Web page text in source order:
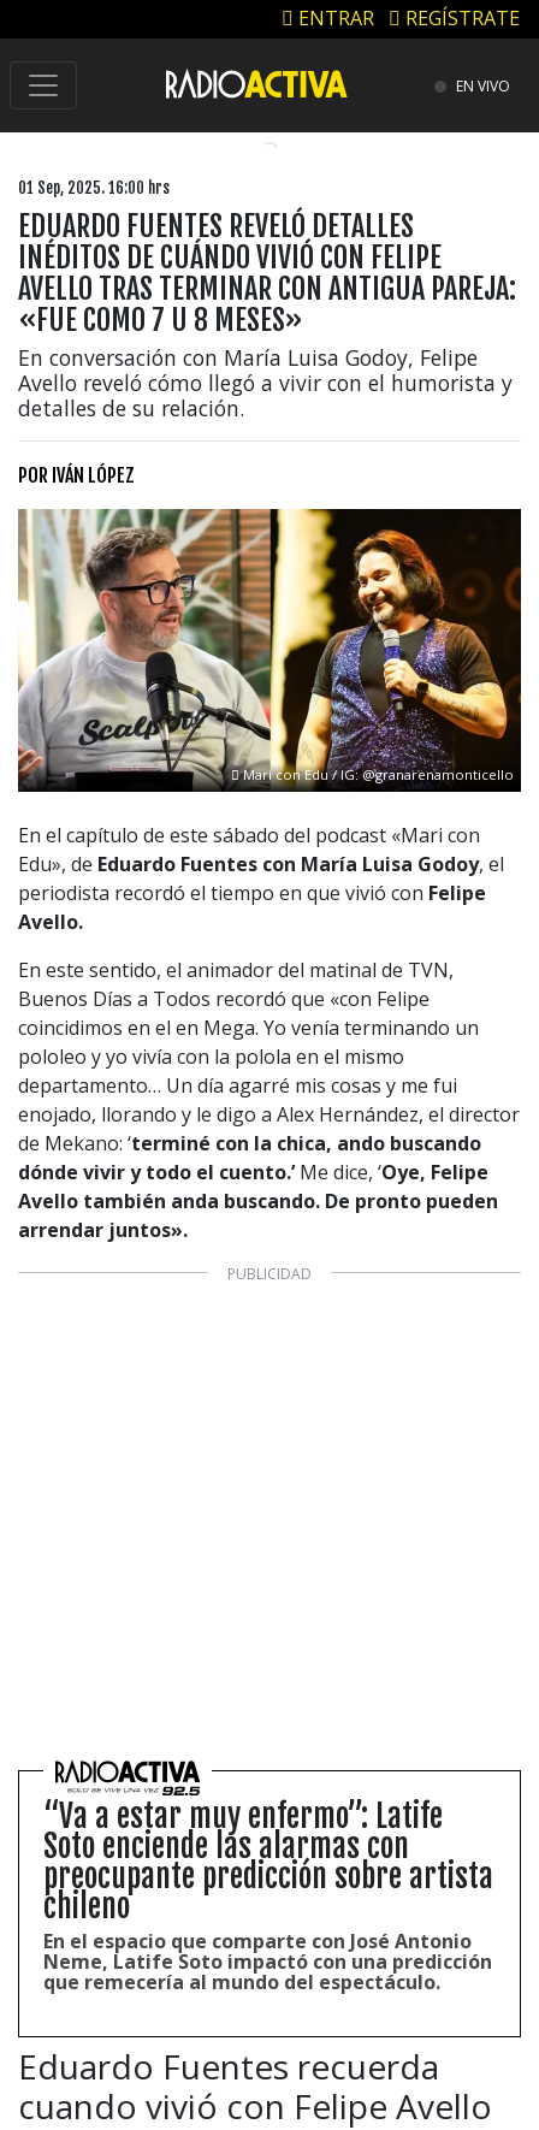
ENTRAR REGÍSTRATE
EN VIVO
01 Sep, 2025. 16:00 hrs
EDUARDO FUENTES REVELÓ DETALLES
INÉDITOS DE CUÁNDO VIVIÓ CON FELIPE
AVELLO TRAS TERMINAR CON ANTIGUA PAREJA:
«FUE COMO 7 U 8 MESES»
En conversación con María Luisa Godoy, Felipe
Avello reveló cómo llegó a vivir con el humorista y
detalles de su relación.
POR IVÁN LÓPEZ
Mari con Edu / IG: @granarenamonticello
En el capítulo de este sábado del podcast «Mari con
Edu», de Eduardo Fuentes con María Luisa Godoy, el
periodista recordó el tiempo en que vivió con Felipe
Avello.
En este sentido, el animador del matinal de TVN,
Buenos Días a Todos recordó que «con Felipe
coincidimos en el en Mega. Yo venía terminando un
pololeo y yo vivía con la polola en el mismo
departamento… Un día agarré mis cosas y me fui
enojado, llorando y le digo a Alex Hernández, el director
de Mekano: ‘terminé con la chica, ando buscando
dónde vivir y todo el cuento.’Me dice, ‘Oye, Felipe
Avello también anda buscando. De pronto pueden
arrendar juntos».
“Va a estar muy enfermo”: Latife
Soto enciende las alarmas con
preocupante predicción sobre artista
chileno
En el espacio que comparte con José Antonio
Neme, Latife Soto impactó con una predicción
que remecería al mundo del espectáculo.
Eduardo Fuentes recuerda
cuando vivió con Felipe Avello